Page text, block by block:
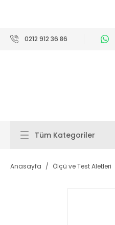
0212 912 36 86
Tüm Kategoriler
Anasayfa Ölçü ve Test Aletleri